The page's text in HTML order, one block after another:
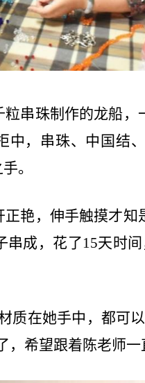
串珠制作的龙船
，串珠、中国结
。
艳，伸手触摸才
串成，花了15天时
质在她手中，都可
，希望跟着陈老师